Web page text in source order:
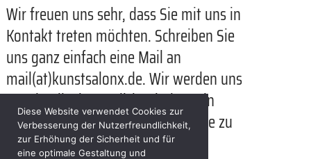
Wir freuen uns sehr, dass Sie mit uns in
Kontakt treten möchten. Schreiben Sie
uns ganz einfach eine Mail an
mail(at)kunstsalonx.de. Wir werden uns
so schnell wie möglich mit Ihnen in
Verbindung setzen, um Ihe Anfrage zu
beantworten.
Diese Website verwendet Cookies zur
Verbesserung der Nutzerfreundlichkeit,
zur Erhöhung der Sicherheit und für
eine optimale Gestaltung und